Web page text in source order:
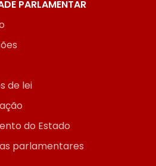
PARLAMENTAR
de lei
do Estado
parlamentares